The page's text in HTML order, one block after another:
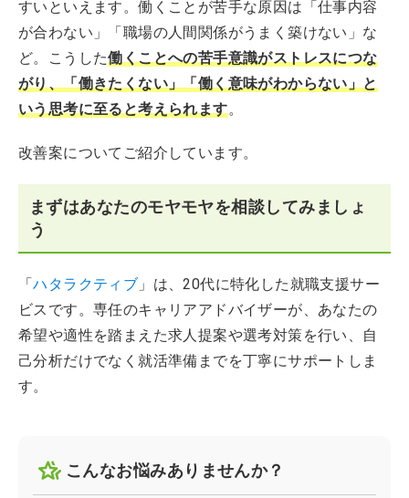
すいといえます。働くことが苦手な原因は「仕事内容
が合わない」「職場の人間関係がうまく築けない」な
ど。こうした働くことへの苦手意識がストレスにつな
がり、「働きたくない」「働く意味がわからない」と
いう思考に至ると考えられます。
改善案についてご紹介しています。
まずはあなたのモヤモヤを相談してみましょ
う
「ハタラクティブ 」は、20代に特化した就職支援サー
ビスです。専任のキャリアアドバイザーが、あなたの
希望や適性を踏まえた求人提案や選考対策を行い、自
己分析だけでなく就活準備までを丁寧にサポートしま
す。
こんなお悩みありませんか？